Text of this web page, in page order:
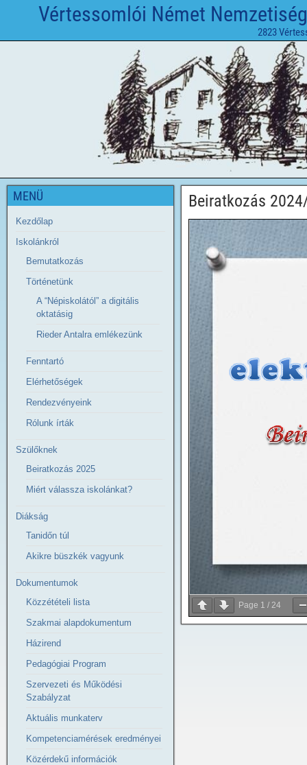
Vértessomlói Német
2823
Beiratkozás
Page 1 / 24
MENÜ
Kezdőlap
Iskolánkról
Bemutatkozás
Történetünk
A “Népiskolától” a digitális
oktatásig
Rieder Antalra emlékezünk
Fenntartó
Elérhetőségek
Rendezvényeink
Rólunk írták
Szülőknek
Beiratkozás 2025
Miért válassza iskolánkat?
Diákság
Tanidőn túl
Akikre büszkék vagyunk
Dokumentumok
Közzétételi lista
Szakmai alapdokumentum
Házirend
Pedagógiai Program
Szervezeti és Működési
Szabályzat
Aktuális munkaterv
Kompetenciamérések eredményei
Közérdekű információk